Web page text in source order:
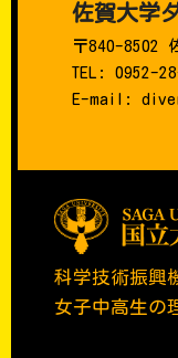
科学技術振興
女子中高生の
佐賀大学
〒840-8502
TEL: 0952-
E-mail: